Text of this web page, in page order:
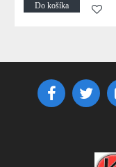
Do košíka